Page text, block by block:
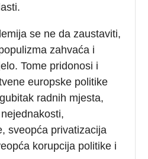
se ne da zaustaviti,
zahvaća i
Tome pridonosi i
europske politike
radnih mjesta,
sveopća privatizacija
korupcija politike i